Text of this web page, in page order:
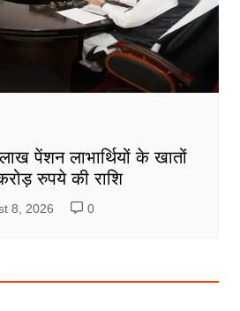
पेंशन लाभार्थियों के खातों
रुपये की राशि
8, 2026 0